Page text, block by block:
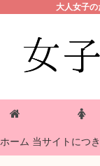
大人女子
ホーム 当サイトにつ